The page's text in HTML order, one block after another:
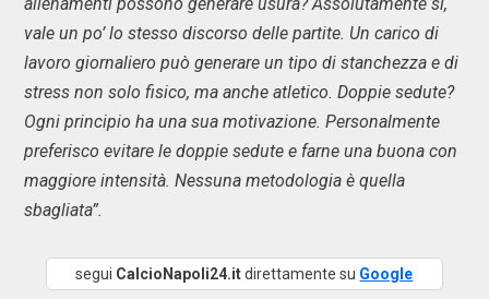
vale un po’ lo stesso discorso delle partite. Un carico di
lavoro giornaliero può generare un tipo di stanchezza e di
stress non solo fisico, ma anche atletico. Doppie sedute?
Ogni principio ha una sua motivazione. Personalmente
preferisco evitare le doppie sedute e farne una buona con
maggiore intensità. Nessuna metodologia è quella
sbagliata”.
segui CalcioNapoli24.itdirettamente su Google